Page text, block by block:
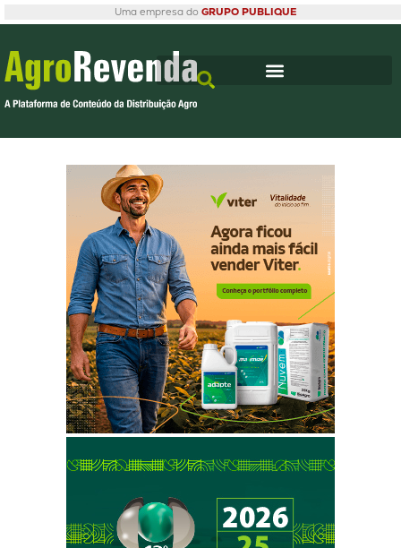
Uma empresa do GRUPO PUBLIQUE